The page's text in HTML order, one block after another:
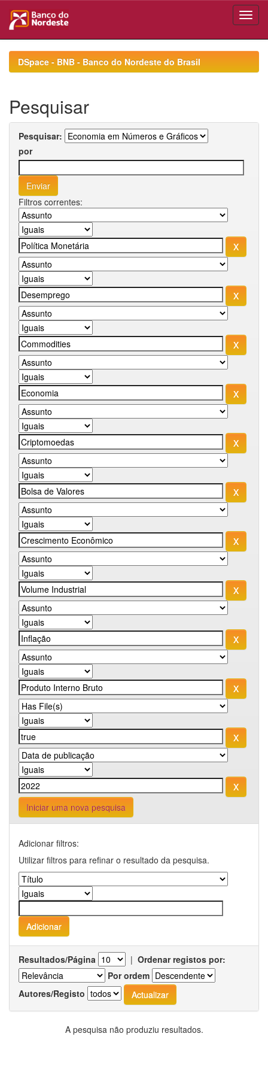
navigationDSpace - BNB - Banco do Nordeste do Brasil
Pesquisar
Pesquisar:
por
Filtros correntes:
Iniciar uma nova pesquisa
Adicionar filtros:
Utilizar filtros para refinar o resultado da pesquisa.
Resultados/Página | Ordenar registos por:
Por ordem
Autores/Registo
A pesquisa não produziu resultados.